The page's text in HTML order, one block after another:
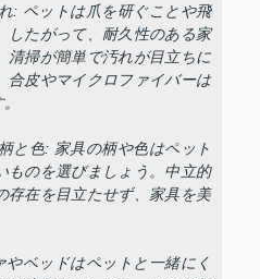
: ペットは爪を研ぐことや飛
したがって、耐久性のある家
清掃が簡単で汚れが目立ちに
合皮やマイクロファイバーは
と色: 家具の柄や色はペット
ものを選びましょう。中立的
存在を目立たせず、家具を美
ベッドはペットと一緒にく